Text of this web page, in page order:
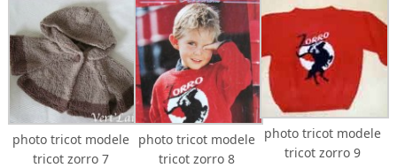
photo tricot modele
tricot zorro 7
photo tricot modele
tricot zorro 8
photo tricot modele
tricot zorro 9